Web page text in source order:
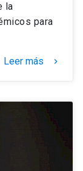
la
para
Leer más keyboard_arrow_right